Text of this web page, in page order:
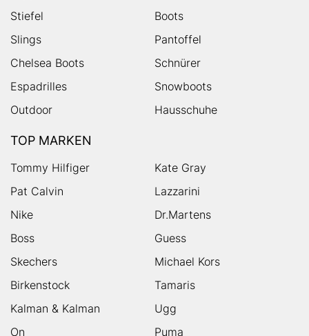
Stiefel
Boots
Slings
Pantoffel
Chelsea Boots
Schnürer
Espadrilles
Snowboots
Outdoor
Hausschuhe
TOP MARKEN
Tommy Hilfiger
Kate Gray
Pat Calvin
Lazzarini
Nike
Dr.Martens
Boss
Guess
Skechers
Michael Kors
Birkenstock
Tamaris
Kalman & Kalman
Ugg
On
Puma